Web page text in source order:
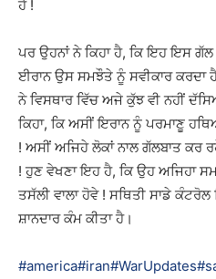
ਹੈ !
ਪਰ ਉਹਨਾਂ ਨੇ ਕਿਹਾ ਹੈ, ਕਿ ਇਹ ਇਸ
ਈਰਾਨ ਉਸ ਸਮਝੌਤੇ ਨੂੰ ਸਵੀਕਾਰ ਕਰਦਾ
ਨੇ ਵਿਸਥਾਰ ਵਿੱਚ ਅਜੇ ਕੁੱਝ ਵੀ ਨਹੀਂ
ਕਿਹਾ, ਕਿ ਅਸੀਂ ਇਰਾਨ ਨੂੰ ਪਰਮਾਣੂ
! ਅਸੀਂ ਅਜਿਹੇ ਲੋਕਾਂ ਨਾਲ ਗੱਲਬਾਤ ਕਰ
! ਹੁਣ ਵੇਖਣਾ ਇਹ ਹੈ, ਕਿ ਉਹ ਅਜਿਹਾ
ਤਸੱਲੀ ਵਾਲਾ ਹੋਵੇ ! ਸਥਿਤੀ ਸਾਡੇ
ਸ਼ਾਨਦਾਰ ਕੰਮ ਕੀਤਾ ਹੈ।
#america#iran#WarUpdates